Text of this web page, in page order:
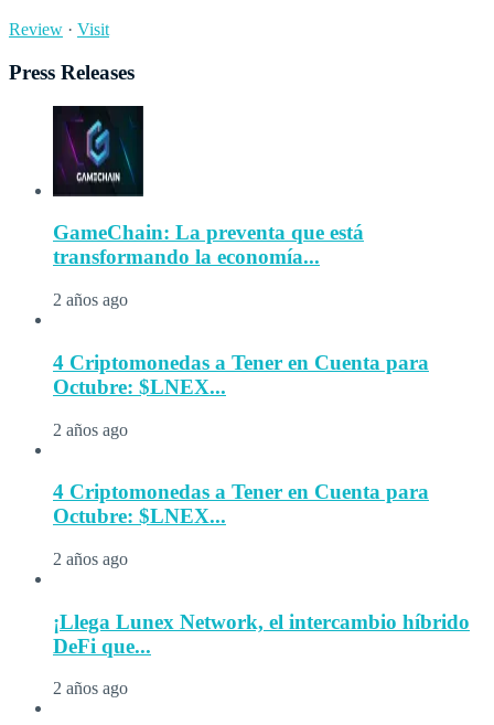
Review · Visit
Press Releases
GameChain: La preventa que está
transformando la economía...
2 años ago
4 Criptomonedas a Tener en Cuenta para
Octubre: $LNEX...
2 años ago
4 Criptomonedas a Tener en Cuenta para
Octubre: $LNEX...
2 años ago
¡Llega Lunex Network, el intercambio híbrido
DeFi que...
2 años ago